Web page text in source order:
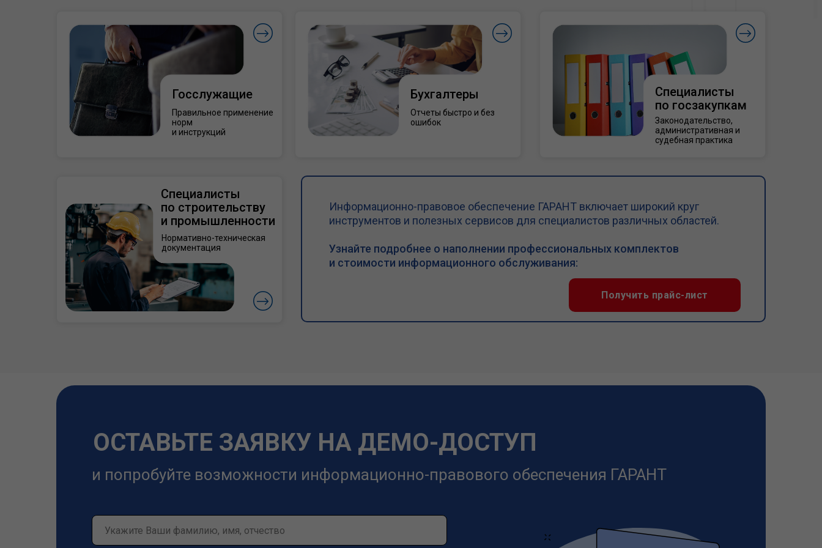
Госслужащие
Правильное применение
норм
и инструкций
Бухгалтеры
Отчеты быстро и без
ошибок
Специалисты
по госзакупкам
Законодательство,
административная и
судебная практика
Получить прайс-лист
Специалисты
по строительству
и промышленности
Нормативно-техническая
документация
Информационно-правовое обеспечение ГАРАНТ включает широкий круг
инструментов и полезных сервисов для специалистов различных областей.
Узнайте подробнее о наполнении профессиональных комплектов
и стоимости информационного обслуживания:
и попробуйте возможности информационно-правового обеспечения ГАРАНТ
ОСТАВЬТЕ ЗАЯВКУ НА ДЕМО-ДОСТУП